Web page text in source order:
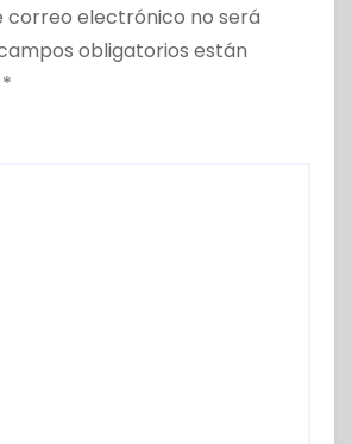
correo electrónico no será
obligatorios están
*